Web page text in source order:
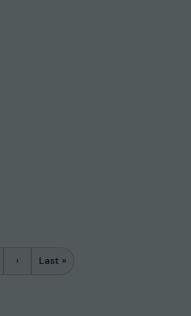
Volgende pagina
›
Laatste pagina
Last »